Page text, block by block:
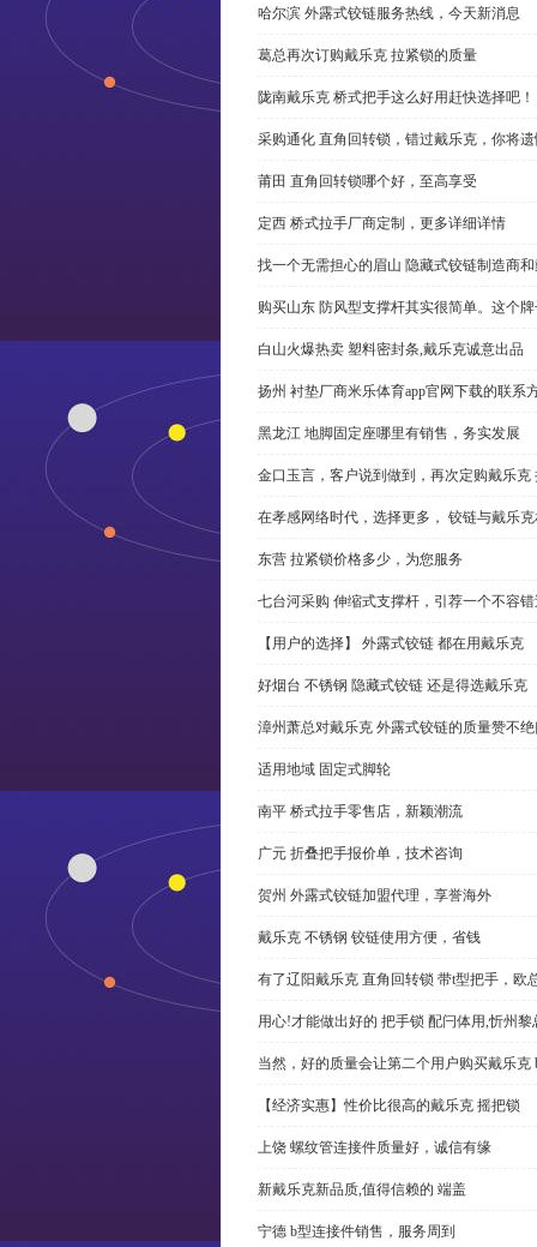
哈尔滨 外露式铰链服务热线，今天新消息
葛总再次订购戴乐克 拉紧锁的质量
陇南戴乐克 桥式把手这么好用赶快选择吧！
采购通化 直角回转锁，错过戴乐克，你将
莆田 直角回转锁哪个好，至高享受
定西 桥式拉手厂商定制，更多详细详情
找一个无需担心的眉山 隐藏式铰链制造商
购买山东 防风型支撑杆其实很简单。这个
白山火爆热卖 塑料密封条,戴乐克诚意出品
扬州 衬垫厂商米乐体育app官网下载的联系
黑龙江 地脚固定座哪里有销售，务实发展
金口玉言，客户说到做到，再次定购戴乐克
在孝感网络时代，选择更多， 铰链与戴乐
东营 拉紧锁价格多少，为您服务
七台河采购 伸缩式支撑杆，引荐一个不容
【用户的选择】 外露式铰链 都在用戴乐克
好烟台 不锈钢 隐藏式铰链 还是得选戴乐克
漳州萧总对戴乐克 外露式铰链的质量赞不
适用地域 固定式脚轮
南平 桥式拉手零售店，新颖潮流
广元 折叠把手报价单，技术咨询
贺州 外露式铰链加盟代理，享誉海外
戴乐克 不锈钢 铰链使用方便，省钱
有了辽阳戴乐克 直角回转锁 带t型把手，欧
用心!才能做出好的 把手锁 配闩体用,忻州黎
当然，好的质量会让第二个用户购买戴乐克
【经济实惠】性价比很高的戴乐克 摇把锁
上饶 螺纹管连接件质量好，诚信有缘
新戴乐克新品质,值得信赖的 端盖
宁德 b型连接件销售，服务周到